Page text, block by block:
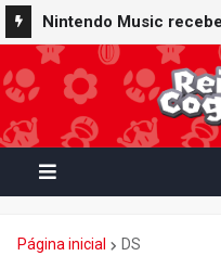
Nintendo Music
Virtual Boy Wario
Tennis em adição
Página inicial DS